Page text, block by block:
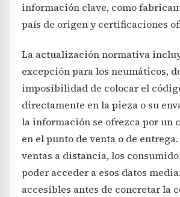
información clave, como
país de origen y certificaciones
La actualización normativa
excepción para los neumáticos,
imposibilidad de colocar el
directamente en la pieza o su
la información se ofrezca por un
en el punto de venta o de
ventas a distancia, los
poder acceder a esos datos
accesibles antes de concretar la